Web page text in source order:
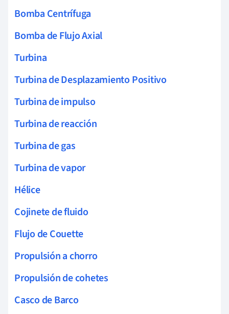
Bomba Centrífuga
Bomba de Flujo Axial
Turbina
Turbina de Desplazamiento Positivo
Turbina de impulso
Turbina de reacción
Turbina de gas
Turbina de vapor
Hélice
Cojinete de fluido
Flujo de Couette
Propulsión a chorro
Propulsión de cohetes
Casco de Barco